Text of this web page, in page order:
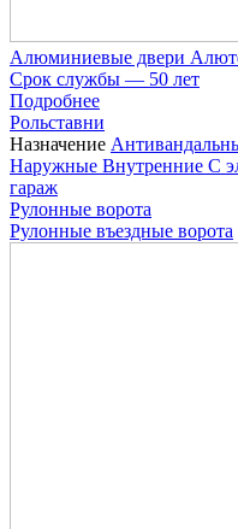
Алюминиевые двери
Срок службы — 50 лет
Подробнее
Рольставни
Назначение
Наружные Внутренние С
гараж
Рулонные ворота
Рулонные въездные ворота